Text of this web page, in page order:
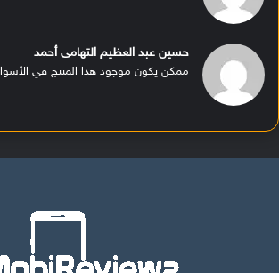
حسين عبد العظيم التهامى أحمد
ممكن يكون موجود هذا المنتج في